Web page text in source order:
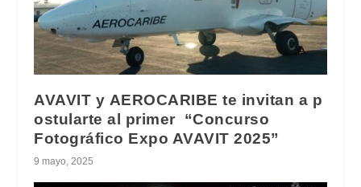
AVAVIT y AEROCARIBE te invitan a p
ostularte al primer “Concurso
Fotográfico Expo AVAVIT 2025”
9 mayo, 2025